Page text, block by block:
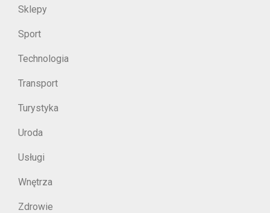
Sklepy
Sport
Technologia
Transport
Turystyka
Uroda
Usługi
Wnętrza
Zdrowie